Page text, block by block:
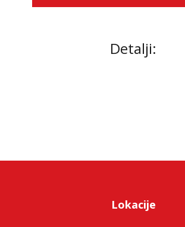
Detalji:
Lokacije